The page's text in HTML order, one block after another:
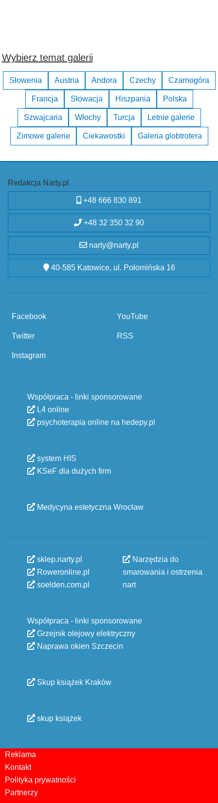
Wybierz temat galerii
Słowenia Austria Andora Czechy Czarnogóra
Francja Słowacja Hiszpania Polska
Szwajcaria Włochy Turcja Letnie galerie
Zimowe galerie Ciekawostki Galeria globtrotera
Redakcja Narty.pl
+48 666 830 891
+48 32 350 32 90
narty@narty.pl
40-585 Katowice, ul. Połomińska 16
Facebook
Twitter
Instagram
YouTube
RSS
Współpraca - linki sponsorowane
L4 online
psychoterapia online na hedepy.pl
system HIS
KSeF dla dużych firm
Medycyna estetyczna Wrocław
sklep.narty.pl
Roweronline.pl
soelden.com.pl
Narzędzia do
smarowania i ostrzenia
nart
Współpraca - linki sponsorowane
Grzejnik olejowy elektryczny
Naprawa okien Szczecin
Skup książek Kraków
skup książek
Reklama
Kontakt
Polityka prywatności
Partnerzy